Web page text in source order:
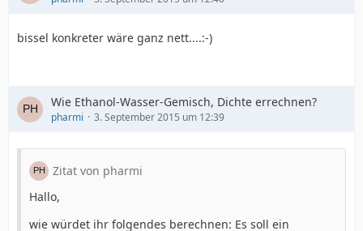
bissel konkreter wäre ganz nett....:-)
Wie Ethanol-Wasser-Gemisch, Dichte errechnen?
pharmi 3. September 2015 um 12:39
Zitat von pharmi
Hallo,
wie würdet ihr folgendes berechnen: Es soll ein